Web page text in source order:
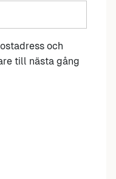
och
till nästa gång